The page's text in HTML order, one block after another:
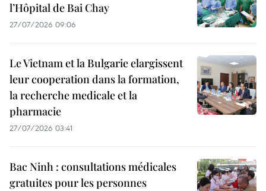
l’Hôpital de Bai Chay
27/07/2026 09:06
Le Vietnam et la Bulgarie elargissent
leur cooperation dans la formation,
la recherche medicale et la
pharmacie
27/07/2026 03:41
Bac Ninh : consultations médicales
gratuites pour les personnes